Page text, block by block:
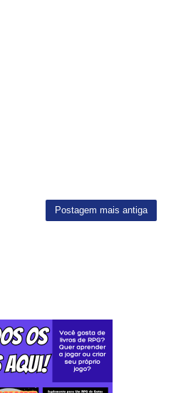
Postagem mais antiga